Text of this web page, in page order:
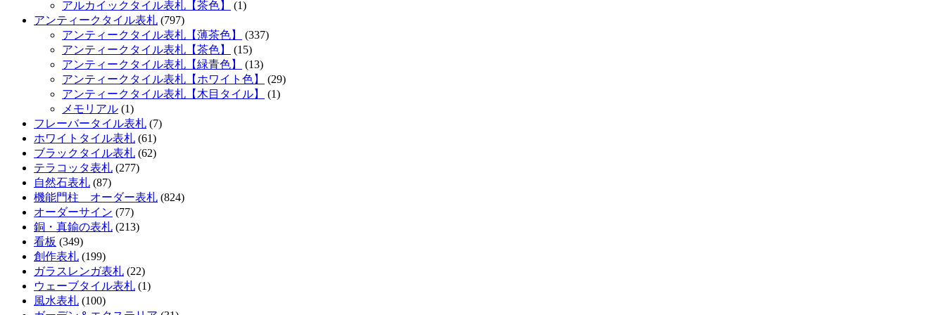
アルカイックタイル表札【茶色】
(1)
アンティークタイル表札 (797)
アンティークタイル表札【薄茶色】
(337)
アンティークタイル表札【茶色】
(15)
アンティークタイル表札【緑青色】
(13)
アンティークタイル表札【ホワイト色】
(29)
アンティークタイル表札【木目タイル】
(1)
メモリアル (1)
フレーバータイル表札 (7)
ホワイトタイル表札 (61)
ブラックタイル表札 (62)
テラコッタ表札 (277)
自然石表札 (87)
機能門柱 オーダー表札 (824)
オーダーサイン (77)
銅・真鍮の表札 (213)
看板 (349)
創作表札 (199)
ガラスレンガ表札 (22)
ウェーブタイル表札 (1)
風水表札 (100)